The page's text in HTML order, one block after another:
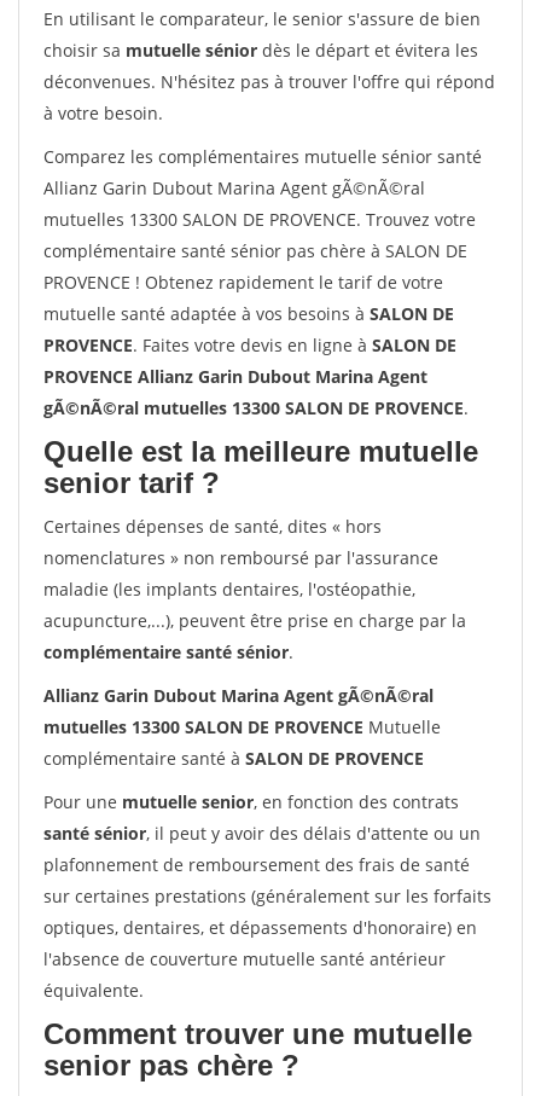
En utilisant le comparateur, le senior s'assure de bien
choisir sa mutuelle sénior dès le départ et évitera les
déconvenues. N'hésitez pas à trouver l'offre qui répond
à votre besoin.
Comparez les complémentaires mutuelle sénior santé
Allianz Garin Dubout Marina Agent gÃ©nÃ©ral
mutuelles 13300 SALON DE PROVENCE. Trouvez votre
complémentaire santé sénior pas chère à SALON DE
PROVENCE ! Obtenez rapidement le tarif de votre
mutuelle santé adaptée à vos besoins à SALON DE
PROVENCE. Faites votre devis en ligne à SALON DE
PROVENCE Allianz Garin Dubout Marina Agent
gÃ©nÃ©ral mutuelles 13300 SALON DE PROVENCE.
Quelle est la meilleure mutuelle
senior tarif ?
Certaines dépenses de santé, dites « hors
nomenclatures » non remboursé par l'assurance
maladie (les implants dentaires, l'ostéopathie,
acupuncture,...), peuvent être prise en charge par la
complémentaire santé sénior.
Allianz Garin Dubout Marina Agent gÃ©nÃ©ral
mutuelles 13300 SALON DE PROVENCE Mutuelle
complémentaire santé à SALON DE PROVENCE
Pour une mutuelle senior, en fonction des contrats
santé sénior, il peut y avoir des délais d'attente ou un
plafonnement de remboursement des frais de santé
sur certaines prestations (généralement sur les forfaits
optiques, dentaires, et dépassements d'honoraire) en
l'absence de couverture mutuelle santé antérieur
équivalente.
Comment trouver une mutuelle
senior pas chère ?